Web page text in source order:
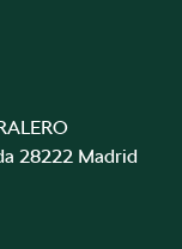
28222 Madrid